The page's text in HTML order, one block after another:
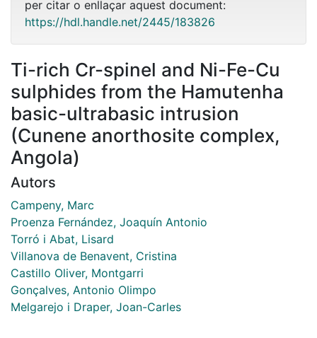
per citar o enllaçar aquest document:
https://hdl.handle.net/2445/183826
Ti-rich Cr-spinel and Ni-Fe-Cu
sulphides from the Hamutenha
basic-ultrabasic intrusion
(Cunene anorthosite complex,
Angola)
Autors
Campeny, Marc
Proenza Fernández, Joaquín Antonio
Torró i Abat, Lisard
Villanova de Benavent, Cristina
Castillo Oliver, Montgarri
Gonçalves, Antonio Olimpo
Melgarejo i Draper, Joan-Carles